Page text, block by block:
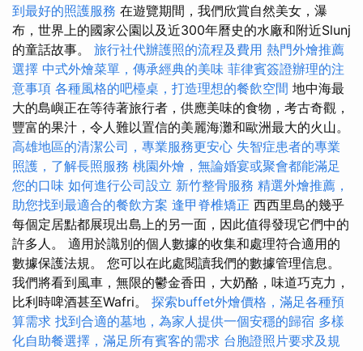
到最好的照護服務 在遊覽期間，我們欣賞自然美女，瀑
布，世界上的國家公園以及近300年曆史的水廠和附近Slunj
的童話故事。 旅行社代辦護照的流程及費用 熱門外燴推薦
選擇 中式外燴菜單，傳承經典的美味 菲律賓簽證辦理的注
意事項 各種風格的吧檯桌，打造理想的餐飲空間 地中海最
大的島嶼正在等待著旅行者，供應美味的食物，考古奇觀，
豐富的果汁，令人難以置信的美麗海灘和歐洲最大的火山。
高雄地區的清潔公司，專業服務更安心 失智症患者的專業
照護，了解長照服務 桃園外燴，無論婚宴或聚會都能滿足
您的口味 如何進行公司設立 新竹整骨服務 精選外燴推薦，
助您找到最適合的餐飲方案 逢甲脊椎矯正 西西里島的幾乎
每個定居點都展現出島上的另一面，因此值得發現它們中的
許多人。 適用於識別的個人數據的收集和處理符合適用的
數據保護法規。 您可以在此處閱讀我們的數據管理信息。
我們將看到風車，無限的鬱金香田，大奶酪，味道巧克力，
比利時啤酒甚至Wafri。 探索buffet外燴價格，滿足各種預
算需求 找到合適的墓地，為家人提供一個安穩的歸宿 多樣
化自助餐選擇，滿足所有賓客的需求 台胞證照片要求及規